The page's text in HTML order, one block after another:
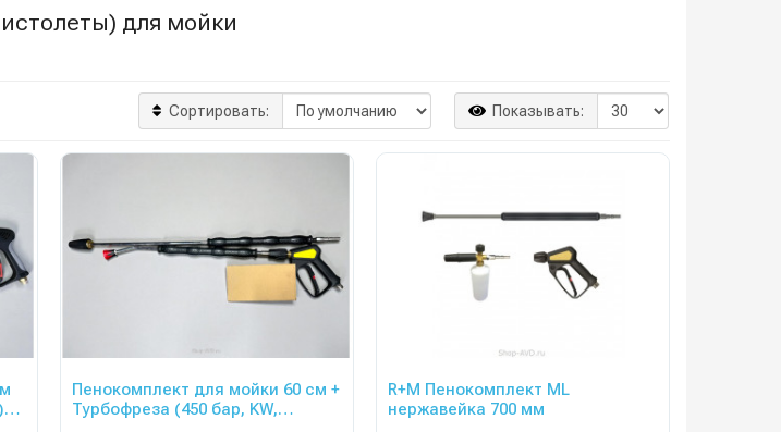
для мойки
Сортировать: Показывать:
Пенокомплект для мойки 60 см +
Турбофреза (450 бар, KW,
R+M Пенокомплект ML
нержавейка 700 мм